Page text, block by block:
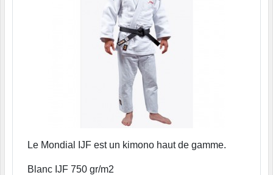
Le Mondial IJF est un kimono haut de gamme.
Blanc IJF 750 gr/m2